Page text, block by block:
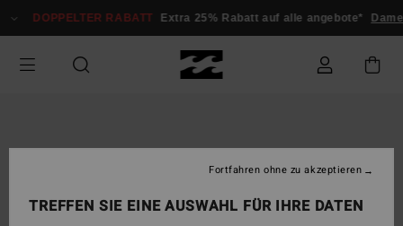
zur
springen
DOPPELTER RABATT Extra 25% Rabatt auf alle angebote*
TREFFEN SIE EINE AUSWAHL FÜR IHRE DATEN
Fortfahren ohne zu akzeptieren